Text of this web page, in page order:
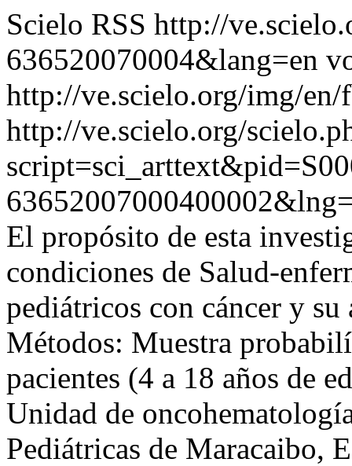
Scielo RSS http://
636520070004&lang=en
http://ve.scielo.org/img/
http://ve.scielo.org/
El propósito de esta
condiciones de Salud-
pediátricos con cáncer y
Métodos: Muestra
pacientes (4 a 18 años de
Unidad de
Pediátricas de Maracaibo,